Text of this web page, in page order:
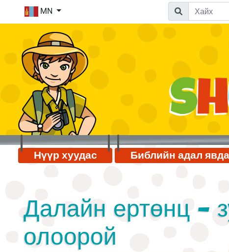
MN
Нүүр хуудас Библийн адал
Далайн ертөнц -
олоорой